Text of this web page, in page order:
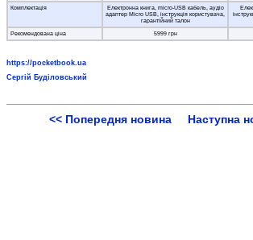
Комплектація
Електронна книга, micro-USB кабель, аудіо
адаптер Micro USB, інструкція користувача,
гарантійний талон
Рекомендована ціна 5999 грн
https://pocketbook.ua
Сергій Буділовський
<< Попередня новина Наступна